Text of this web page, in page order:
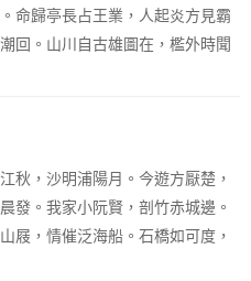
命歸亭長占王業，人起炎方見霸
回。山川自古雄圖在，檻外時聞
秋，沙明浦陽月。今遊方厭楚，
發。我家小阮賢，剖竹赤城邊。
屐，情催泛海船。石橋如可度，